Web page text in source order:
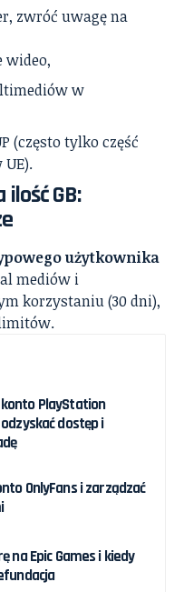
zwróć uwagę na
wideo,
w
(często tylko część
GB:
użytkownika
mediów i
korzystaniu (30 dni),
PlayStation
dostęp i
OnlyFans i zarządzać
na Epic Games i kiedy